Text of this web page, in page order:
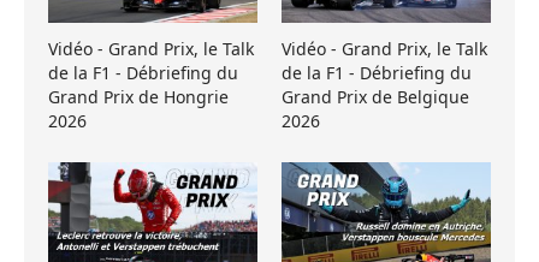
Vidéo - Grand Prix, le Talk
de la F1 - Débriefing du
Grand Prix de Hongrie
2026
Vidéo - Grand Prix, le Talk
de la F1 - Débriefing du
Grand Prix de Belgique
2026